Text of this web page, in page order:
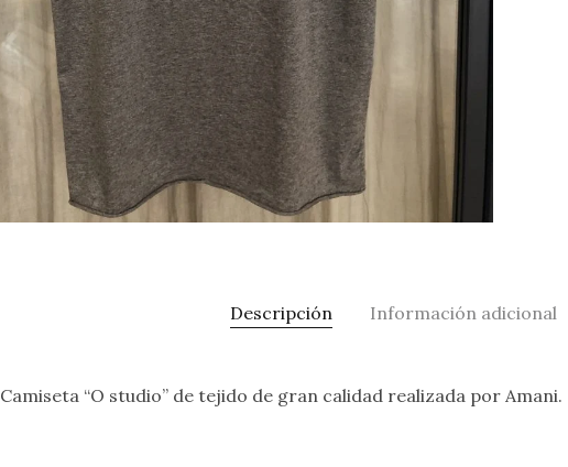
Descripción Información adicional
Camiseta “O studio” de tejido de gran calidad realizada por Amani.